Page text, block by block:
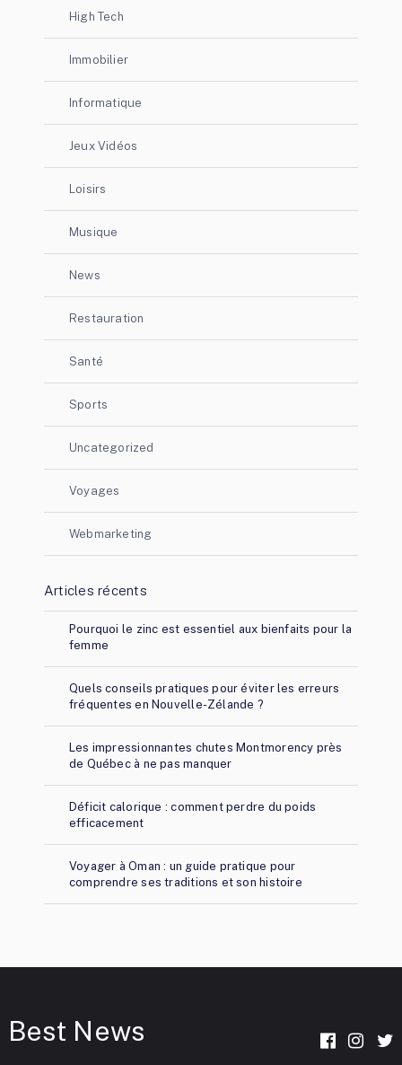
High Tech
Immobilier
Informatique
Jeux Vidéos
Loisirs
Musique
News
Restauration
Santé
Sports
Uncategorized
Voyages
Webmarketing
Articles récents
Pourquoi le zinc est essentiel aux bienfaits pour la
femme
Quels conseils pratiques pour éviter les erreurs
fréquentes en Nouvelle-Zélande ?
Les impressionnantes chutes Montmorency près
de Québec à ne pas manquer
Déficit calorique : comment perdre du poids
efficacement
Voyager à Oman : un guide pratique pour
comprendre ses traditions et son histoire
Best News